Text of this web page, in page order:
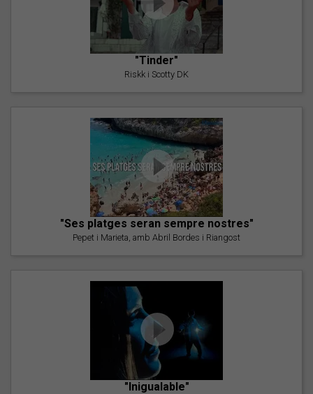
"Tinder"
Riskk i Scotty DK
"Ses platges seran sempre nostres"
Pepet i Marieta, amb Abril Bordes i Riangost
"Inigualable"